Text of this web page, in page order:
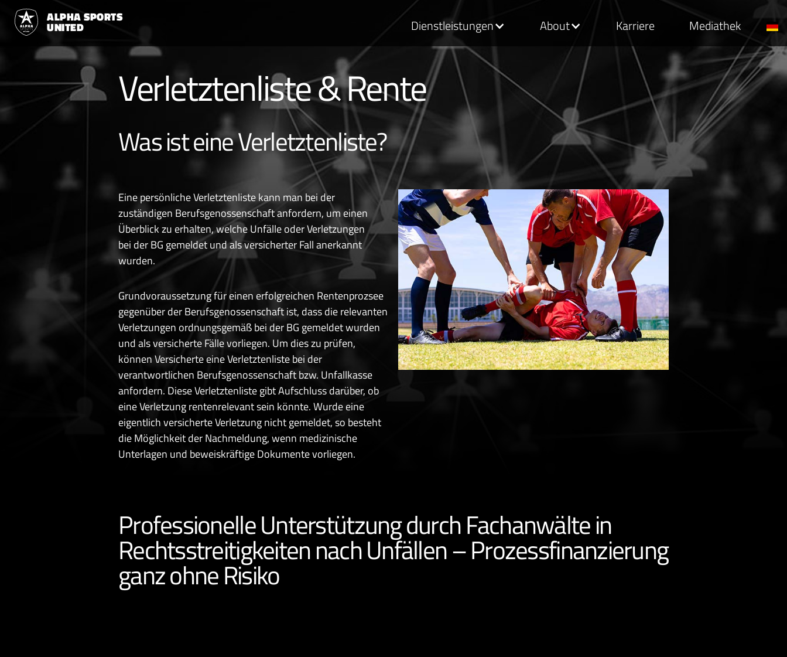
Dienstleistungen About Karriere Mediathek
ALPHA SPORTS
UNITED
Verletztenliste & Rente
Was ist eine Verletztenliste?
Eine persönliche Verletztenliste kann man bei der
zuständigen Berufsgenossenschaft anfordern, um einen
Überblick zu erhalten, welche Unfälle oder Verletzungen
bei der BG gemeldet und als versicherter Fall anerkannt
wurden.
Grundvoraussetzung für einen erfolgreichen Rentenprozsee
gegenüber der Berufsgenossenschaft ist, dass die relevanten
Verletzungen ordnungsgemäß bei der BG gemeldet wurden
und als versicherte Fälle vorliegen. Um dies zu prüfen,
können Versicherte eine Verletztenliste bei der
verantwortlichen Berufsgenossenschaft bzw. Unfallkasse
anfordern. Diese Verletztenliste gibt Aufschluss darüber, ob
eine Verletzung rentenrelevant sein könnte. Wurde eine
eigentlich versicherte Verletzung nicht gemeldet, so besteht
die Möglichkeit der Nachmeldung, wenn medizinische
Unterlagen und beweiskräftige Dokumente vorliegen.
Professionelle Unterstützung durch Fachanwälte in
Rechtsstreitigkeiten nach Unfällen – Prozessfinanzierung
ganz ohne Risiko